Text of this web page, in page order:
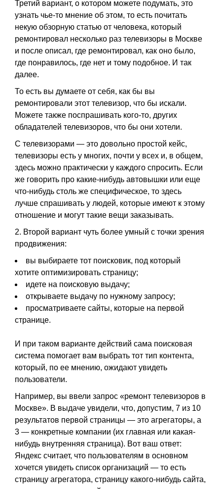
Третий вариант, о котором можете подумать, это
узнать чье-то мнение об этом, то есть почитать
некую обзорную статью от человека, который
ремонтировал несколько раз телевизоры в Москве
и после описал, где ремонтировал, как оно было,
где понравилось, где нет и тому подобное. И так
далее.
То есть вы думаете от себя, как бы вы
ремонтировали этот телевизор, что бы искали.
Можете также поспрашивать кого-то, других
обладателей телевизоров, что бы они хотели.
С телевизорами — это довольно простой кейс,
телевизоры есть у многих, почти у всех и, в общем,
здесь можно практически у каждого спросить. Если
же говорить про какие-нибудь автовышки или еще
что-нибудь столь же специфическое, то здесь
лучше спрашивать у людей, которые имеют к этому
отношение и могут такие вещи заказывать.
2. Второй вариант чуть более умный с точки зрения
продвижения:
вы выбираете тот поисковик, под который
хотите оптимизировать страницу;
идете на поисковую выдачу;
открываете выдачу по нужному запросу;
просматриваете сайты, которые на первой
странице.
И при таком варианте действий сама поисковая
система помогает вам выбрать тот тип контента,
который, по ее мнению, ожидают увидеть
пользователи.
Например, вы ввели запрос «ремонт телевизоров в
Москве». В выдаче увидели, что, допустим, 7 из 10
результатов первой страницы — это агрегаторы, а
3 — конкретные компании (их главная или какая-
нибудь внутренняя страница). Вот ваш ответ:
Яндекс считает, что пользователям в основном
хочется увидеть список организаций — то есть
страницу агрегатора, страницу какого-нибудь сайта,